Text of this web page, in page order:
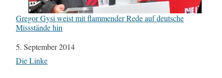
Gregor Gysi weist mit flammender Rede auf deutsche
Missstände hin
Datum
5. September 2014
In Bezug auf
Die Linke